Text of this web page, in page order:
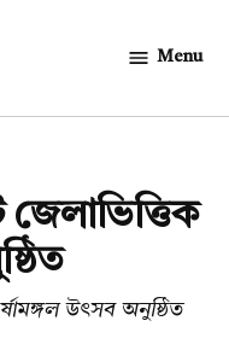
Menu
উৎসব অনুষ্ঠিত